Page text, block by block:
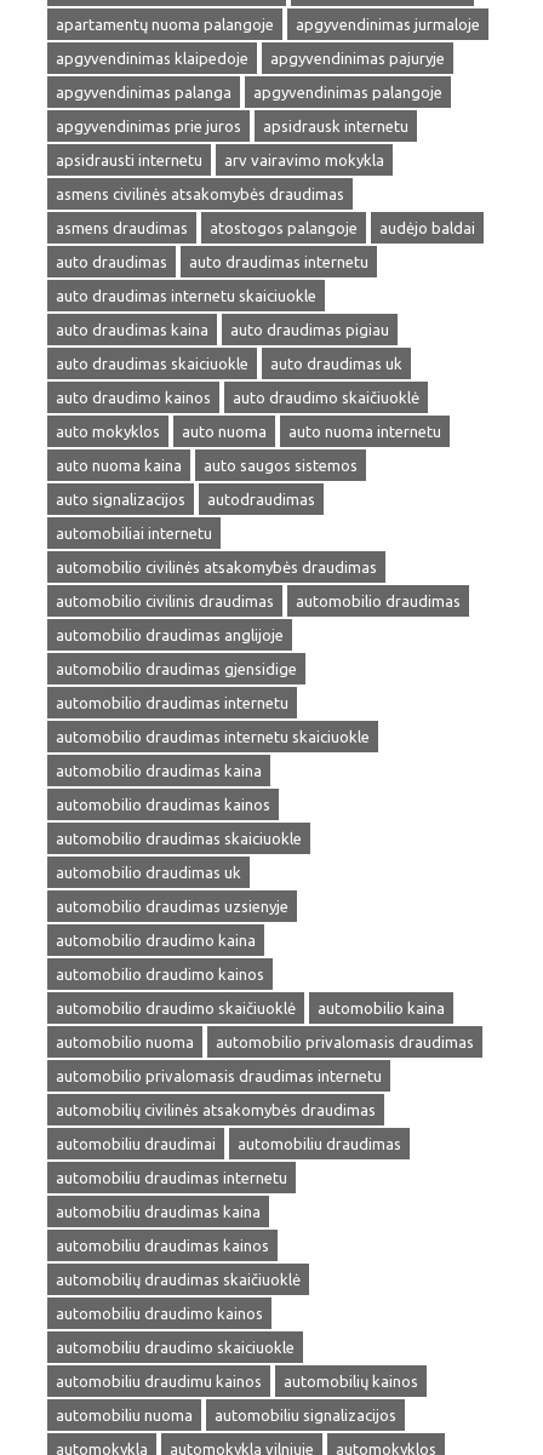
apartamentų nuoma palangoje
apgyvendinimas jurmaloje
apgyvendinimas klaipedoje
apgyvendinimas pajuryje
apgyvendinimas palanga
apgyvendinimas palangoje
apgyvendinimas prie juros
apsidrausk internetu
apsidrausti internetu
arv vairavimo mokykla
asmens civilinės atsakomybės draudimas
asmens draudimas
atostogos palangoje
audėjo baldai
auto draudimas
auto draudimas internetu
auto draudimas internetu skaiciuokle
auto draudimas kaina
auto draudimas pigiau
auto draudimas skaiciuokle
auto draudimas uk
auto draudimo kainos
auto draudimo skaičiuoklė
auto mokyklos
auto nuoma
auto nuoma internetu
auto nuoma kaina
auto saugos sistemos
auto signalizacijos
autodraudimas
automobiliai internetu
automobilio civilinės atsakomybės draudimas
automobilio civilinis draudimas
automobilio draudimas
automobilio draudimas anglijoje
automobilio draudimas gjensidige
automobilio draudimas internetu
automobilio draudimas internetu skaiciuokle
automobilio draudimas kaina
automobilio draudimas kainos
automobilio draudimas skaiciuokle
automobilio draudimas uk
automobilio draudimas uzsienyje
automobilio draudimo kaina
automobilio draudimo kainos
automobilio draudimo skaičiuoklė
automobilio kaina
automobilio nuoma
automobilio privalomasis draudimas
automobilio privalomasis draudimas internetu
automobilių civilinės atsakomybės draudimas
automobiliu draudimai
automobiliu draudimas
automobiliu draudimas internetu
automobiliu draudimas kaina
automobiliu draudimas kainos
automobilių draudimas skaičiuoklė
automobiliu draudimo kainos
automobiliu draudimo skaiciuokle
automobiliu draudimu kainos
automobilių kainos
automobiliu nuoma
automobiliu signalizacijos
automokykla
automokykla vilniuje
automokyklos